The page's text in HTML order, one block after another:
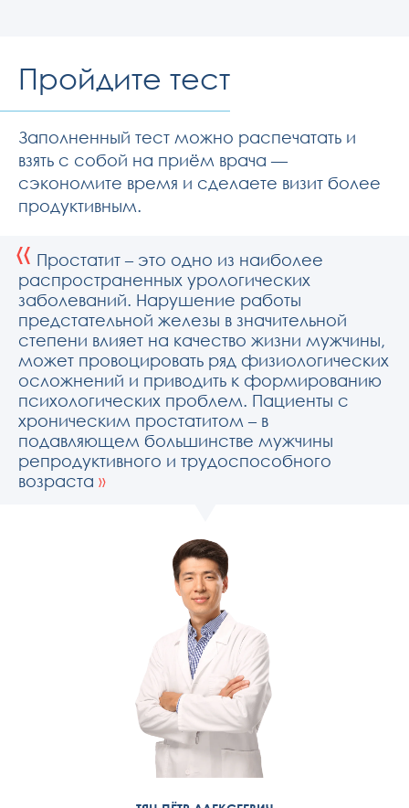
Пройдите тест
Заполненный тест можно распечатать и
взять с собой на приём врача —
сэкономите время и сделаете визит более
продуктивным.
« Простатит – это одно из наиболее
распространенных урологических
заболеваний. Нарушение работы
предстательной железы в значительной
степени влияет на качество жизни мужчины,
может провоцировать ряд физиологических
осложнений и приводить к формированию
психологических проблем. Пациенты с
хроническим простатитом – в
подавляющем большинстве мужчины
репродуктивного и трудоспособного
возраста »